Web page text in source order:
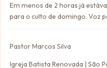
Em menos de 2 horas já
para o culto de domingo. Voz
Pastor Marcos Silva
Igreja Batista Renovada | São